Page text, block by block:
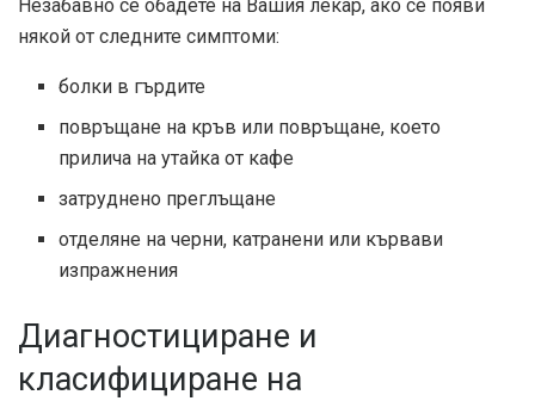
Незабавно се обадете на Вашия лекар, ако се появи
някой от следните симптоми:
болки в гърдите
повръщане на кръв или повръщане, което
прилича на утайка от кафе
затруднено преглъщане
отделяне на черни, катранени или кървави
изпражнения
Диагностициране и
класифициране на